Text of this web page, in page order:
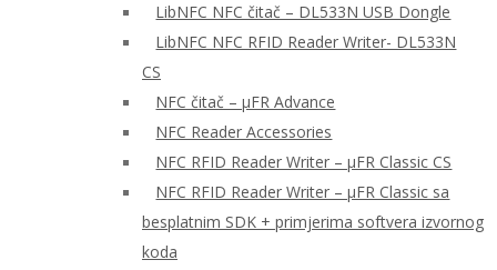
LibNFC NFC čitač – DL533N USB Dongle
LibNFC NFC RFID Reader Writer- DL533N
CS
NFC čitač – μFR Advance
NFC Reader Accessories
NFC RFID Reader Writer – μFR Classic CS
NFC RFID Reader Writer – μFR Classic sa
besplatnim SDK + primjerima softvera izvornog
koda